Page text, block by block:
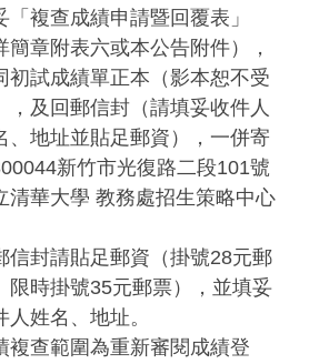
「複查成績申請暨回覆表」
簡章附表六或本公告附件），
初試成績單正本（影本恕不受
，及回郵信封（請填妥收件人
、地址並貼足郵資），一併寄
新竹市光復路二段101號
清華大學 教務處招生策略中心
信封請貼足郵資（掛號28元郵
限時掛號35元郵票），並填妥
人姓名、地址。
複查範圍為重新審閱成績登